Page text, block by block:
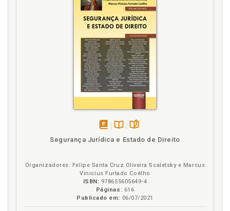
Segurança Jurídica e Estado de Direito
Organizadores: Felipe Santa Cruz Oliveira Scaletsky e Marcus
Vinicius Furtado Coêlho
ISBN: 978655605649-4
Páginas: 616
Publicado em: 06/07/2021